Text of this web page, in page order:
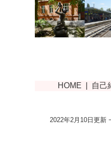
2022年2月10日更新